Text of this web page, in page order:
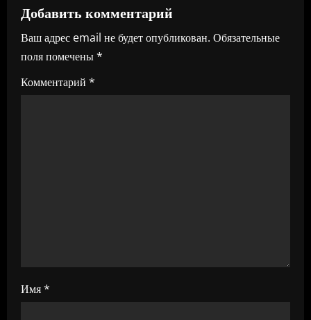
и
г
а
ц
а
п
Добавить комментарий
Ваш адрес email не будет опубликован. Обязательные
поля помечены*
Комментарий *
Имя*